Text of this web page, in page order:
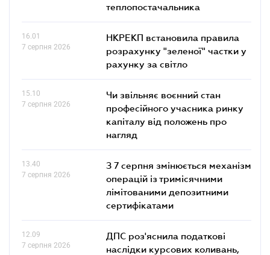
теплопостачальника
16.01
7 серпня 2026
НКРЕКП встановила правила
розрахунку "зеленої" частки у
рахунку за світло
15.10
7 серпня 2026
Чи звільняє воєнний стан
професійного учасника ринку
капіталу від положень про
нагляд
13.40
7 серпня 2026
З 7 серпня змінюється механізм
операцій із тримісячними
лімітованими депозитними
сертифікатами
12.09
7 серпня 2026
ДПС роз'яснила податкові
наслідки курсових коливань,